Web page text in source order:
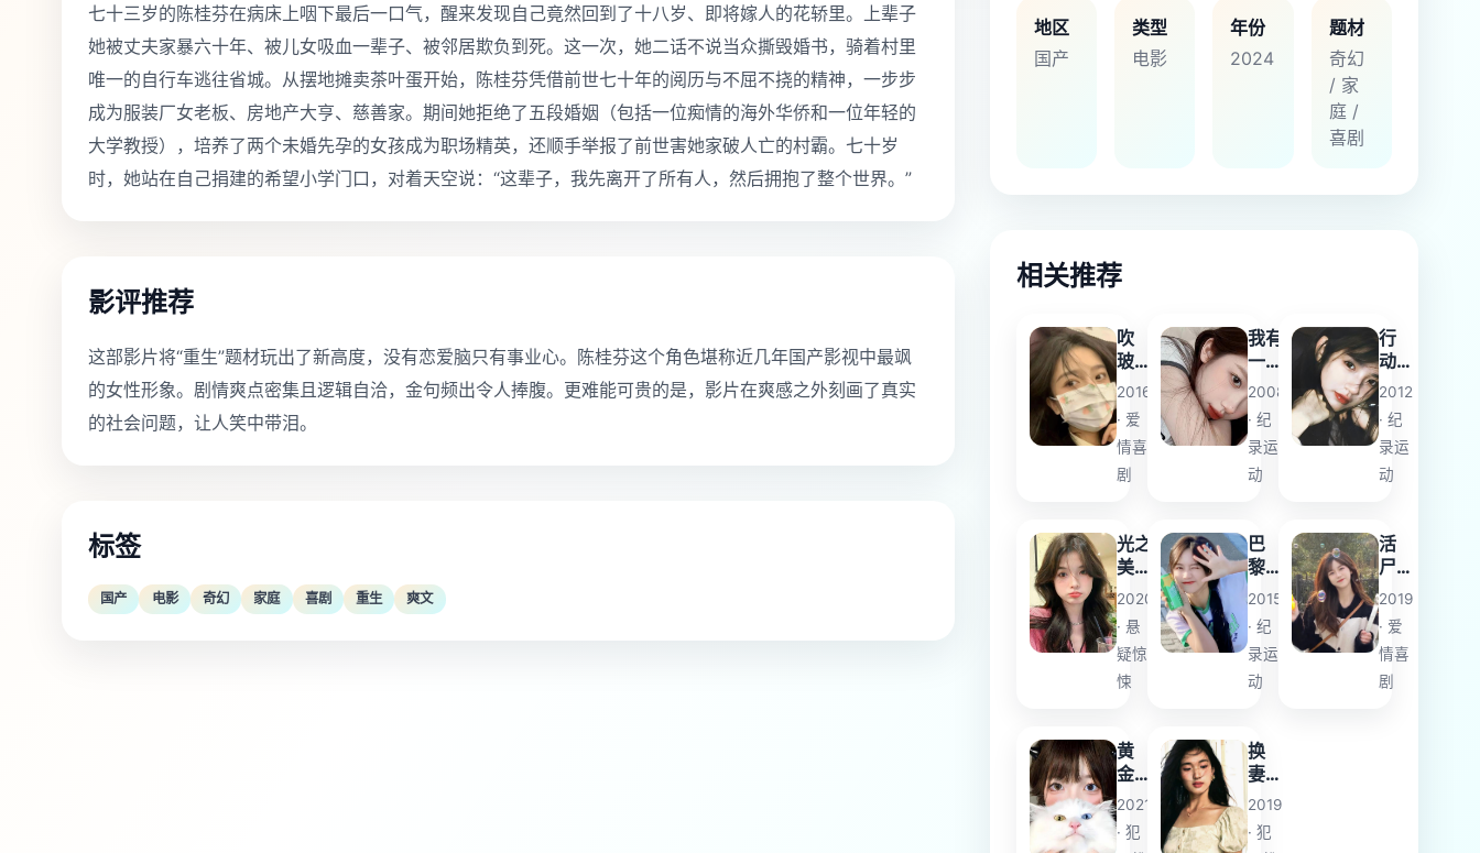
七十三岁的陈桂芬在病床上咽下最后一口气，醒来发现自己竟然回到了十八岁、即将嫁人的花轿里。上辈子
她被丈夫家暴六十年、被儿女吸血一辈子、被邻居欺负到死。这一次，她二话不说当众撕毁婚书，骑着村里
唯一的自行车逃往省城。从摆地摊卖茶叶蛋开始，陈桂芬凭借前世七十年的阅历与不屈不挠的精神，一步步
成为服装厂女老板、房地产大亨、慈善家。期间她拒绝了五段婚姻（包括一位痴情的海外华侨和一位年轻的
大学教授），培养了两个未婚先孕的女孩成为职场精英，还顺手举报了前世害她家破人亡的村霸。七十岁
时，她站在自己捐建的希望小学门口，对着天空说：“这辈子，我先离开了所有人，然后拥抱了整个世界。”
影评推荐
这部影片将“重生”题材玩出了新高度，没有恋爱脑只有事业心。陈桂芬这个角色堪称近几年国产影视中最飒
的女性形象。剧情爽点密集且逻辑自洽，金句频出令人捧腹。更难能可贵的是，影片在爽感之外刻画了真实
的社会问题，让人笑中带泪。
标签
国产 电影 奇幻 家庭 喜剧 重生 爽文
地区
国产
类型
电影
年份
2024
题材
奇幻
/ 家
庭 /
喜剧
相关推荐
吹
玻
璃
的
人
2016
· 爱
情喜
剧
我有
一张
小丑
牌
2008
· 纪
录运
动
行
动
时
刻
2012
· 纪
录运
动
光之
美少
女全
明星
豪华
版
3：
来！
连结
世界
彩虹
之
2020
· 悬
疑惊
悚
巴
黎
妓
院
回
忆
录
2015
· 纪
录运
动
活
尸
大
军
2019
· 爱
情喜
剧
黄
金
鸟
2021
· 犯
换
妻
游
戏
2019
· 犯